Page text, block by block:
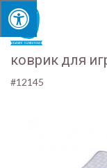
коврик для
#12145